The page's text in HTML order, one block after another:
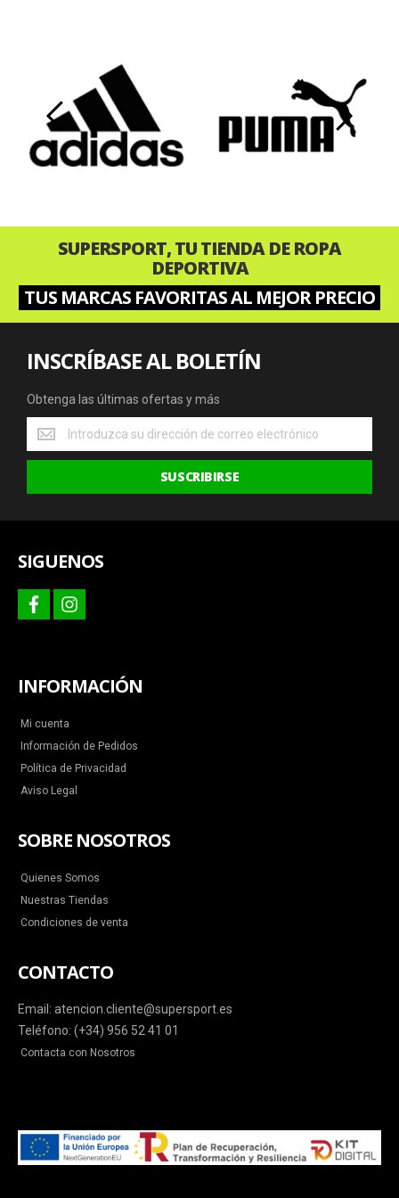
‹ ›
SUPERSPORT, TU TIENDA DE ROPA
DEPORTIVA
TUS MARCAS FAVORITAS AL MEJOR PRECIO
INSCRÍBASE AL BOLETÍN
Obtenga las últimas ofertas y más
Obtenga
las
últimas
y
SUSCRIBIRSE
SIGUENOS
facebookinstagram
INFORMACIÓN
Mi cuenta
Información de Pedidos
Política de Privacidad
Aviso Legal
SOBRE NOSOTROS
Quienes Somos
Nuestras Tiendas
Condiciones de venta
CONTACTO
Email: atencion.cliente@supersport.es
Teléfono: (+34) 956 52 41 01
Contacta con Nosotros